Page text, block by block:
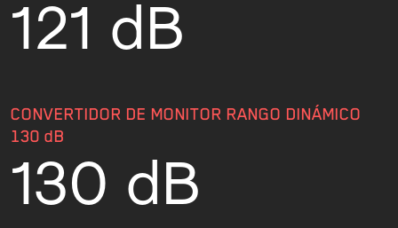
121 dB
CONVERTIDOR DE MONITOR RANGO DINÁMICO
130 dB
130 dB